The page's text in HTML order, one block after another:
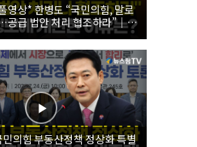
영상* 한병도 “국민의힘, 말로
공급 법안 처리 협조하라”｜
민주당 원내대책회의
의힘 부동산정책 정상화 특별